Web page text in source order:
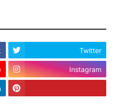
Twitter
Instagram